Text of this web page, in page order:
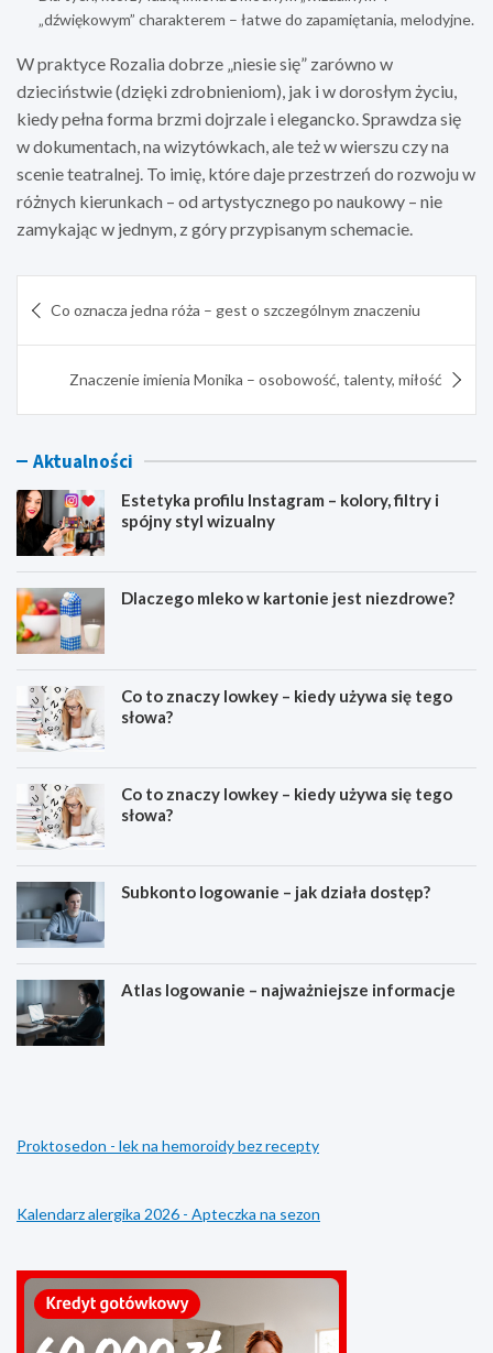
„dźwiękowym” charakterem – łatwe do zapamiętania, melodyjne.
W praktyce Rozalia dobrze „niesie się” zarówno w
dzieciństwie (dzięki zdrobnieniom), jak i w dorosłym życiu,
kiedy pełna forma brzmi dojrzale i elegancko. Sprawdza się
w dokumentach, na wizytówkach, ale też w wierszu czy na
scenie teatralnej. To imię, które daje przestrzeń do rozwoju w
różnych kierunkach – od artystycznego po naukowy – nie
zamykając w jednym, z góry przypisanym schemacie.
wpisu
Co oznacza jedna róża – gest o szczególnym znaczeniu
Znaczenie imienia Monika – osobowość, talenty, miłość
Aktualności
Estetyka profilu Instagram – kolory, filtry i
spójny styl wizualny
Dlaczego mleko w kartonie jest niezdrowe?
Co to znaczy lowkey – kiedy używa się tego
słowa?
Co to znaczy lowkey – kiedy używa się tego
słowa?
Subkonto logowanie – jak działa dostęp?
Atlas logowanie – najważniejsze informacje
E
y
p
f
D
e
m
k
Proktosedon - lek na hemoroidy bez recepty
Kalendarz alergika 2026 - Apteczka na sezon